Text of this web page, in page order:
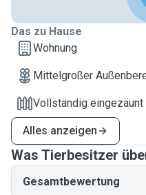
Das zu Hause
Wohnung
Mittelgroßer
Vollständig eingezäunt
Alles anzeigen
Was Tierbesitzer
Gesamtbewertung